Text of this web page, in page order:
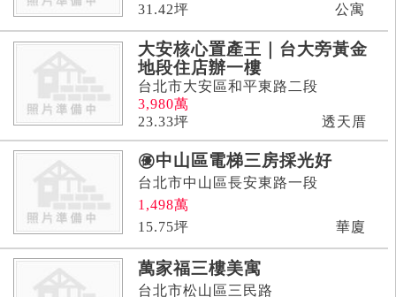
31.42坪 公寓
大安核心置產王｜台大旁黃金
地段住店辦一樓
台北市大安區和平東路二段
3,980萬
23.33坪 透天厝
㊝中山區電梯三房採光好
台北市中山區長安東路一段
1,498萬
15.75坪 華廈
萬家福三樓美寓
台北市松山區三民路